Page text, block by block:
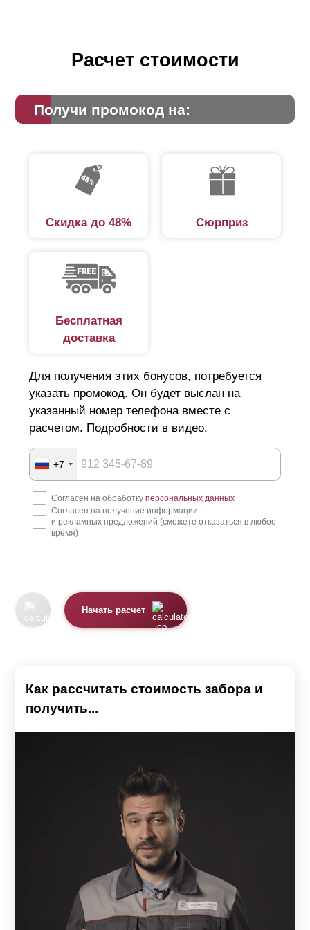
Расчет стоимости
Получи промокод на:
Скидка до 48% Сюрприз
Бесплатная
доставка
Для получения этих бонусов, потребуется
указать промокод. Он будет выслан на
указанный номер телефона вместе с
расчетом. Подробности в видео.
+7
Согласен на обработку персональных данных
Согласен на получение информации
и рекламных предложений (сможете отказаться в любое
время)
Начать расчет
Как рассчитать стоимость забора и
получить...